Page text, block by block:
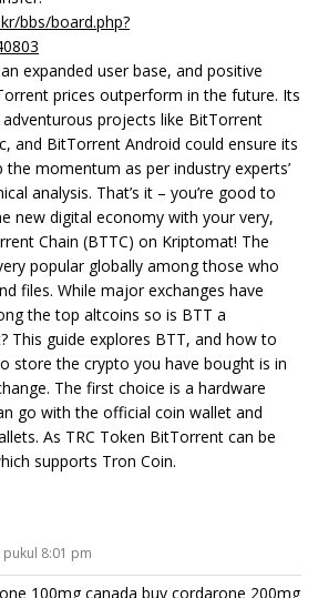
bbs/board.php?
expanded user base, and positive
prices outperform in the future. Its
projects like BitTorrent
and BitTorrent Android could ensure its
the momentum as per industry experts’
analysis. That’s it – you’re good to
new digital economy with your very,
Chain (BTTC) on Kriptomat! The
popular globally among those who
files. While major exchanges have
the top altcoins so is BTT a
This guide explores BTT, and how to
store the crypto you have bought is in
The first choice is a hardware
go with the official coin wallet and
As TRC Token BitTorrent can be
supports Tron Coin.
8:01 pm
100mg canada buy cordarone 200mg